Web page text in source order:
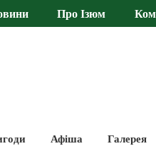
Про Ізюм
Афіша Галерея